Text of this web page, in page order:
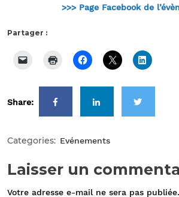
>>> Page Facebook de
Partager :
Share:
Categories: Evénements
Laisser un
Votre adresse e-mail ne sera pas publiée.